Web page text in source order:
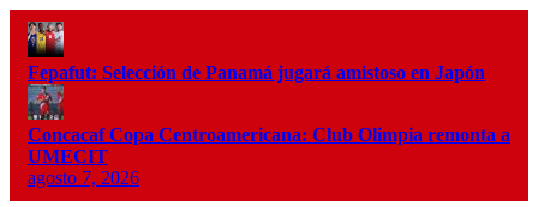
Fepafut: Selección de Panamá jugará amistoso en Japón
Concacaf Copa Centroamericana: Club Olimpia remonta a
UMECIT
agosto 7, 2026